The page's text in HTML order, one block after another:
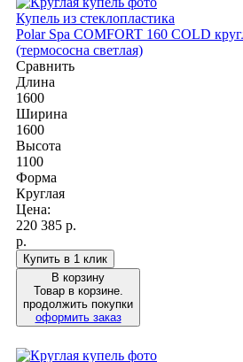
Купель из стеклопластика
Polar Spa COMFORT 160 COLD
(термососна светлая)
Сравнить
Длина
1600
Ширина
1600
Высота
1100
Форма
Круглая
Цена:
220 385 р.
р.
Купить в 1 клик
В корзину
Товар в корзине.
продолжить покупки
оформить заказ